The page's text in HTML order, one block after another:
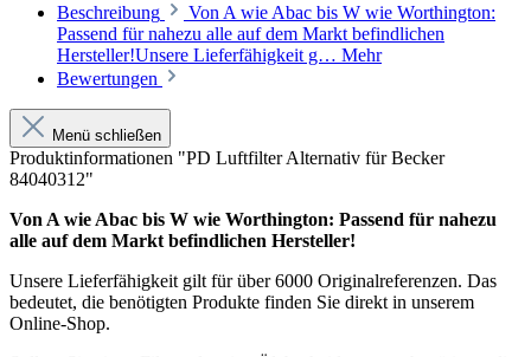
Beschreibung
Von A wie Abac bis W wie Worthington:
Passend für nahezu alle auf dem Markt befindlichen
Hersteller!Unsere Lieferfähigkeit g… Mehr
Bewertungen
Menü schließen
Produktinformationen "PD Luftfilter Alternativ für Becker
84040312"
Von A wie Abac bis W wie Worthington: Passend für nahezu
alle auf dem Markt befindlichen Hersteller!
Unsere Lieferfähigkeit gilt für über 6000 Originalreferenzen. Das
bedeutet, die benötigten Produkte finden Sie direkt in unserem
Online-Shop.